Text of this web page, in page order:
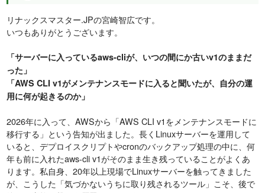
リナックスマスター.JPの宮崎智広です。
いつもありがとうございます。
「サーバーに入っているaws-cliが、いつの間にか古いv1のままだ
った」
「AWS CLI v1がメンテナンスモードに入ると聞いたが、自分の運
用に何が起きるのか」
2026年に入って、AWSから「AWS CLI v1をメンテナンスモードに
移行する」という告知が出ました。長くLinuxサーバーを運用して
いると、デプロイスクリプトやcronのバックアップ処理の中に、何
年も前に入れたaws-cli v1がそのまま生き残っていることがよくあ
ります。私自身、20年以上現場でLinuxサーバーを触ってきました
が、こうした「気づかないうちに取り残されるツール」こそ、後で